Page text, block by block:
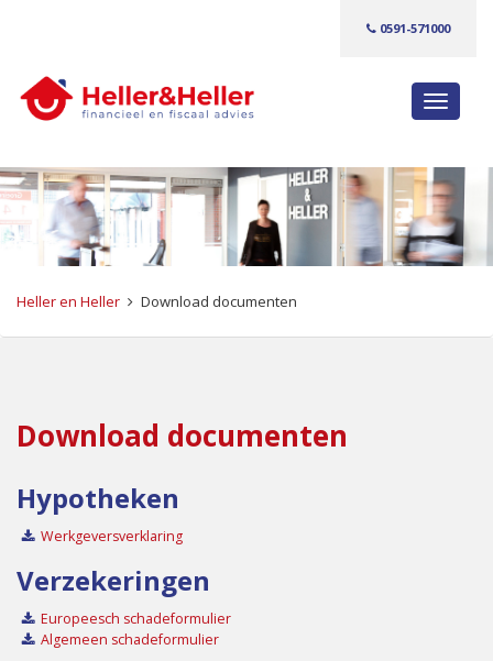
0591-571000
S
a
k
e
l
v
Heller en Heller Download documenten
Download documenten
Hypotheken
Werkgeversverklaring
Verzekeringen
Europeesch schadeformulier
Algemeen schadeformulier